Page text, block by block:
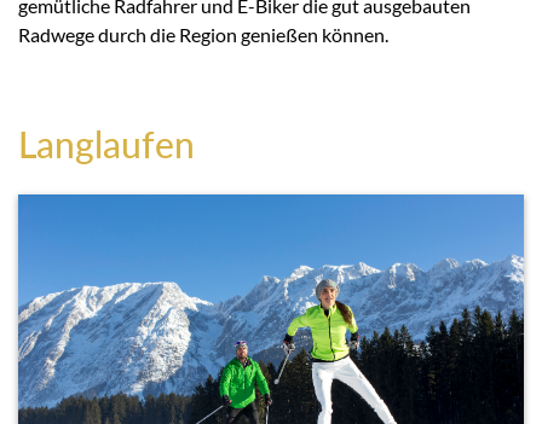
gemütliche Radfahrer und E-Biker die gut ausgebauten
Radwege durch die Region genießen können.
Langlaufen